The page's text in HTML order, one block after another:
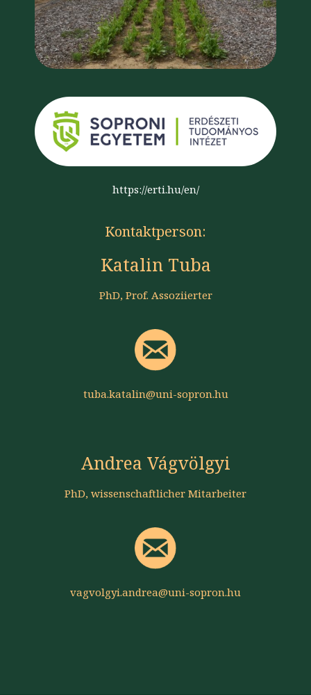
https://erti.hu/en/
Kontaktperson:
Katalin Tuba
PhD, Prof. Assoziierter
tuba.katalin@uni-sopron.hu
Andrea Vágvölgyi
PhD, wissenschaftlicher Mitarbeiter
vagvolgyi.andrea@uni-sopron.hu